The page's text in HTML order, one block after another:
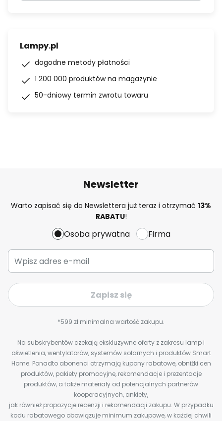
Lampy.pl
dogodne metody płatności
1 200 000 produktów na magazynie
50-dniowy termin zwrotu towaru
Newsletter
Warto zapisać się do Newslettera już teraz i otrzymać 13%
RABATU!
Osoba prywatna Firma
Zapisz się
*599 zł minimalna wartość zakupu.
Na subskrybentów czekają ekskluzywne oferty z zakresu lamp i
oświetlenia, wentylatorów, systemów solarnych i produktów Smart
Home. Ponadto abonenci otrzymają kupony rabatowe, obniżki cen
produktów, pakiety promocyjne, rekomendacje i prezentacje
produktów, a także materiały od potencjalnych partnerów
kooperacyjnych, ankiety,
jak również propozycje recenzji i rekomendacji zakupu. W przypadku
kodu rabatowego obowiązuje minimum zakupowe, w każdej chwili